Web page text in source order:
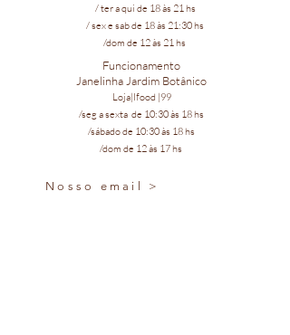
/ ter a qui de 18 às 21 hs
/ sex e sab de 18 às 21:30 hs
/dom de 12 às 21 hs
Funcionamento
Janelinha Jardim Botânico
Loja|Ifood |99
/seg a sexta de 10:30 às 18 hs
/sábado de 10:30 às 18 hs
/dom de 12 às 17 hs
Nosso email >